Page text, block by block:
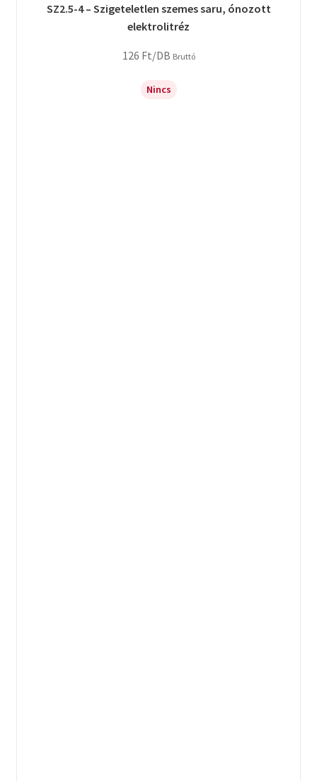
SZ2.5-4 – Szigeteletlen szemes saru, ónozott
elektrolitréz
126 Ft/DB Bruttó
Nincs